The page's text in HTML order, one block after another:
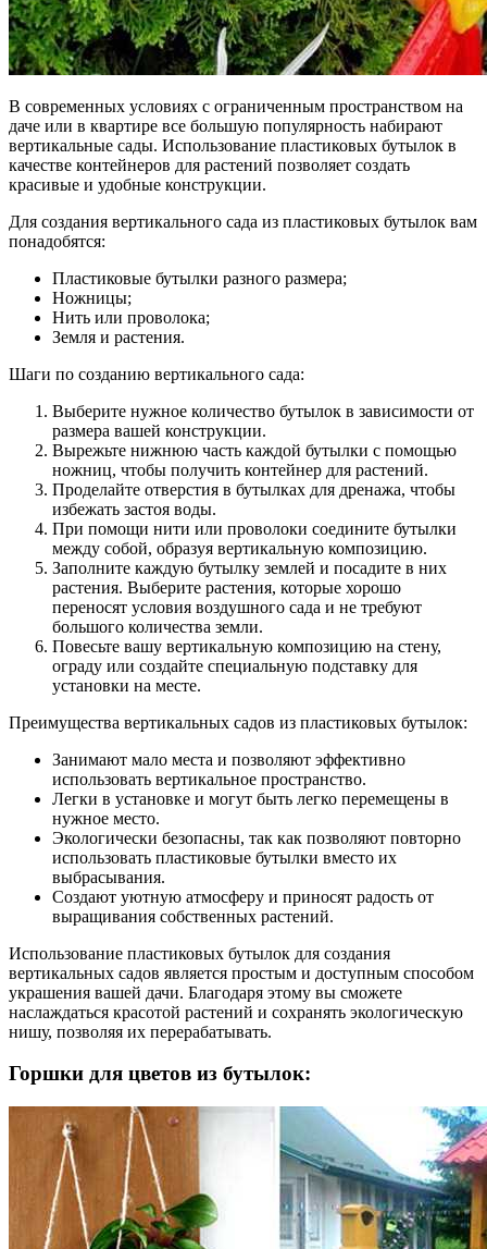
В современных условиях с ограниченным пространством на
даче или в квартире все большую популярность набирают
вертикальные сады. Использование пластиковых бутылок в
качестве контейнеров для растений позволяет создать
красивые и удобные конструкции.
Для создания вертикального сада из пластиковых бутылок вам
понадобятся:
Пластиковые бутылки разного размера;
Ножницы;
Нить или проволока;
Земля и растения.
Шаги по созданию вертикального сада:
Выберите нужное количество бутылок в зависимости от
размера вашей конструкции.
Вырежьте нижнюю часть каждой бутылки с помощью
ножниц, чтобы получить контейнер для растений.
Проделайте отверстия в бутылках для дренажа, чтобы
избежать застоя воды.
При помощи нити или проволоки соедините бутылки
между собой, образуя вертикальную композицию.
Заполните каждую бутылку землей и посадите в них
растения. Выберите растения, которые хорошо
переносят условия воздушного сада и не требуют
большого количества земли.
Повесьте вашу вертикальную композицию на стену,
ограду или создайте специальную подставку для
установки на месте.
Преимущества вертикальных садов из пластиковых бутылок:
Занимают мало места и позволяют эффективно
использовать вертикальное пространство.
Легки в установке и могут быть легко перемещены в
нужное место.
Экологически безопасны, так как позволяют повторно
использовать пластиковые бутылки вместо их
выбрасывания.
Создают уютную атмосферу и приносят радость от
выращивания собственных растений.
Использование пластиковых бутылок для создания
вертикальных садов является простым и доступным способом
украшения вашей дачи. Благодаря этому вы сможете
наслаждаться красотой растений и сохранять экологическую
нишу, позволяя их перерабатывать.
Горшки для цветов из бутылок: